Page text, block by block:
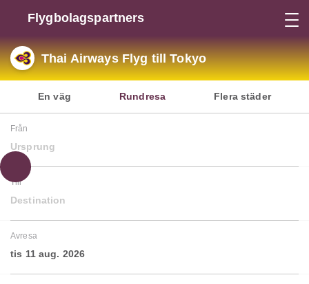
Flygbolagspartners
Thai Airways Flyg till Tokyo
En väg Rundresa Flera städer
Från
Ursprung
Till
Destination
Avresa
tis 11 aug. 2026